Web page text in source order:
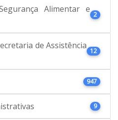
Alimentar e
2
de Assistência
12
947
9